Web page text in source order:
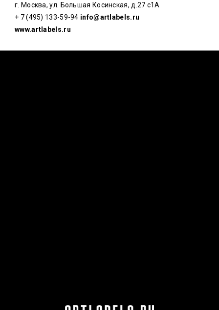
г. Москва, ул. Большая Косинская, д.27 с1А
+ 7 (495) 133-59-94 info@artlabels.ru
www.artlabels.ru